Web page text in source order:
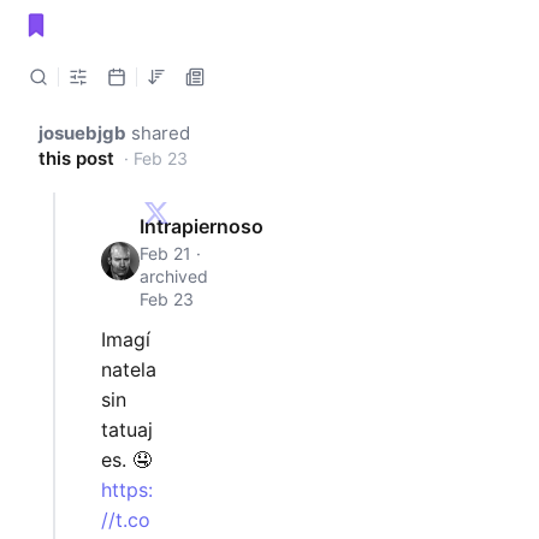
Public shared posts
josuebjgb shared
this post · Feb 23
Intrapiernoso
Feb 21 ·
archived
Feb 23
Imagí
natela
sin
tatuaj
es. 🤤
https:
//t.co